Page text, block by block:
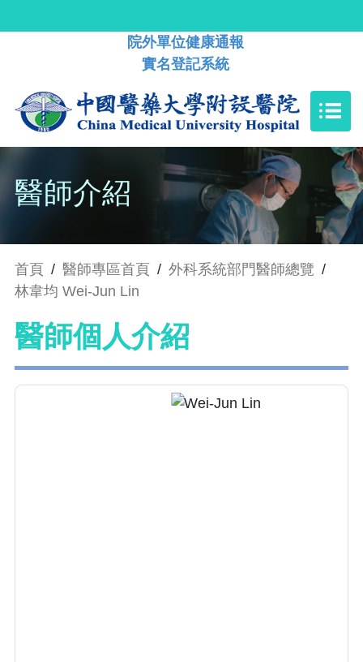
院外單位健康通報
實名登記系統
醫師介紹
首頁 / 醫師專區首頁 / 外科系統部門醫師總覽 /
林韋均 Wei-Jun Lin
醫師個人介紹